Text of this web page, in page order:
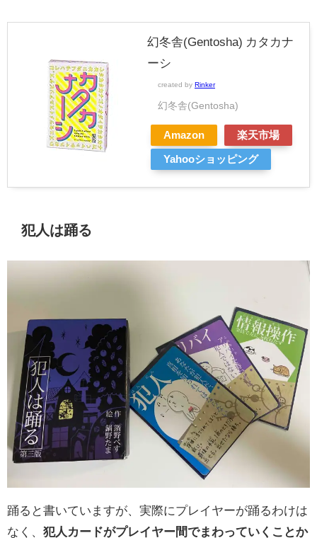
幻冬舎(Gentosha) カタカナ
ーシ
created by Rinker
幻冬舎(Gentosha)
Amazon 楽天市場
Yahooショッピング
犯人は踊る
踊ると書いていますが、実際にプレイヤーが踊るわけは
なく、 犯人カードがプレイヤー間でまわっていくことか